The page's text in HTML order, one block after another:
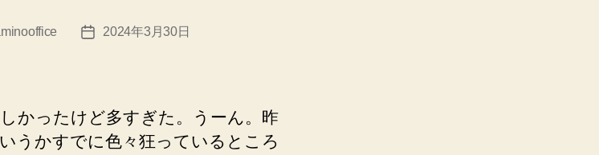
投
2024年3月30日
かったけど多すぎた。うーん。昨
うかすでに色々狂っているところ